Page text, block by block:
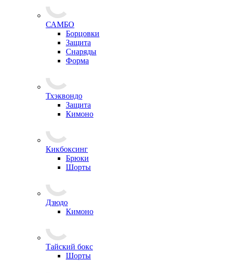
САМБО
Борцовки
Защита
Снаряды
Форма
Тхэквондо
Защита
Кимоно
Кикбоксинг
Брюки
Шорты
Дзюдо
Кимоно
Тайский бокс
Шорты